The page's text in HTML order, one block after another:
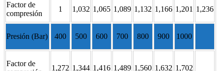
Factor de
compresión
1 1,032 1,065 1,089 1,132 1,166 1,201 1,236
Presión (Bar) 400 500 600 700 800 900 1000
Factor de
1,272 1,344 1,416 1,489 1,560 1,632 1,702